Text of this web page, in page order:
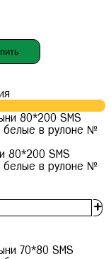
80*200 SMS
белые в рулоне №
+